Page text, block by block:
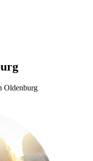
Oldenburg